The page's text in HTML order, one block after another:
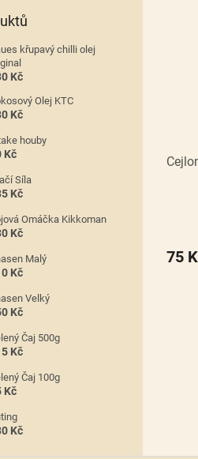
křupavý chilli olej
Kč
Olej KTC
Kč
houby
Kč
Síla
Kč
Omáčka Kikkoman
Kč
Malý
Kč
Velký
Kč
Čaj 500g
Kč
Čaj 100g
Kč
Kč
75